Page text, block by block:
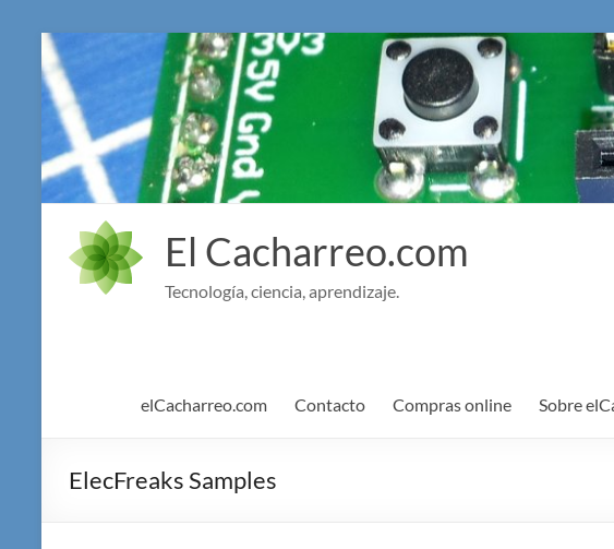
Saltar
al
contenido
El Cacharreo.com
Tecnología, ciencia, aprendizaje.
elCacharreo.com Contacto Compras online Sobre
ElecFreaks Samples